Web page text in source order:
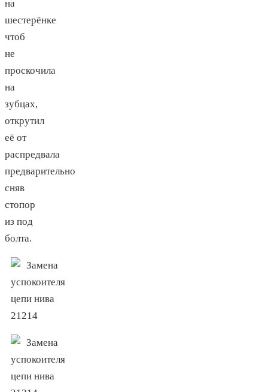
на
шестерёнке
чтоб
не
проскочила
на
зубцах,
открутил
её от
распредвала
предварительно
сняв
стопор
из под
болта.